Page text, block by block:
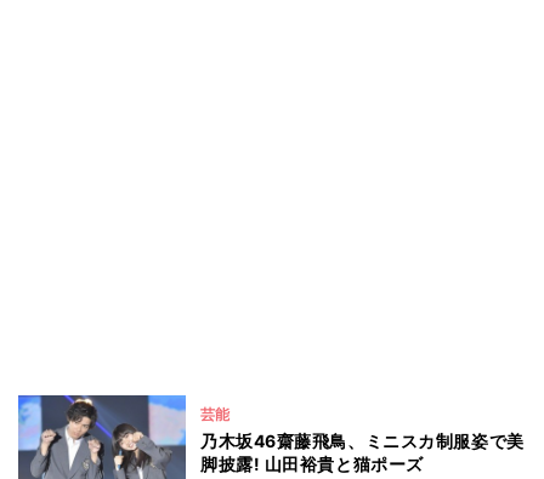
芸能
乃木坂46齋藤飛鳥、ミニスカ制服姿で美
脚披露! 山田裕貴と猫ポーズ